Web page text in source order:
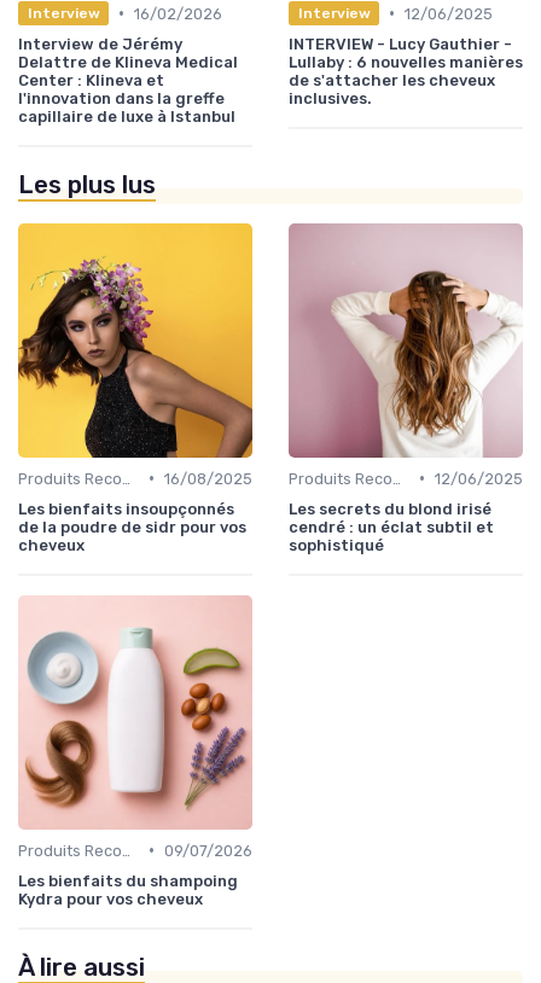
Interview • 16/02/2026
Interview de Jérémy
Delattre de Klineva Medical
Center : Klineva et
l'innovation dans la greffe
capillaire de luxe à Istanbul
Interview • 12/06/2025
INTERVIEW - Lucy Gauthier -
Lullaby : 6 nouvelles manières
de s'attacher les cheveux
inclusives.
Les plus lus
• 16/08/2025
Les bienfaits insoupçonnés
de la poudre de sidr pour vos
cheveux
• 12/06/2025
Les secrets du blond irisé
cendré : un éclat subtil et
sophistiqué
• 09/07/2026
Les bienfaits du shampoing
Kydra pour vos cheveux
À lire aussi